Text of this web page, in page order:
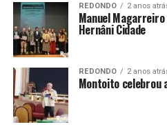
REDONDO 2 anos
Manuel
Hernâni Cidade
REDONDO 2 anos
Montoito celebrou